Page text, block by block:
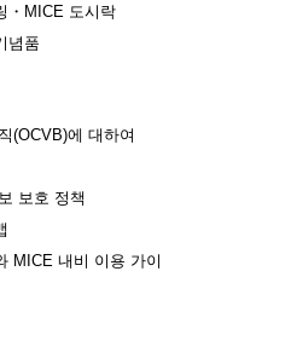
・MICE 도시락
념품
(OCVB)에 대하여
보호 정책
MICE 내비 이용 가이